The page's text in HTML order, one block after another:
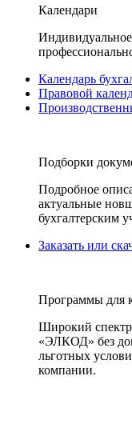
Календари
Календарь
Правовой
Подборки
Подробное
актуальные
бухгалтерским
Заказать или
Программы для
Широкий
«ЭЛКОД» без
льготных
компании.